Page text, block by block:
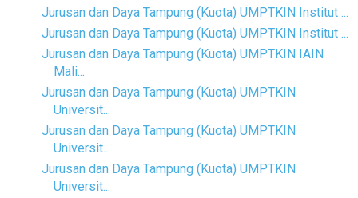
Jurusan dan Daya Tampung (Kuota) UMPTKIN Institut ...
Jurusan dan Daya Tampung (Kuota) UMPTKIN Institut ...
Jurusan dan Daya Tampung (Kuota) UMPTKIN IAIN
Mali...
Jurusan dan Daya Tampung (Kuota) UMPTKIN
Universit...
Jurusan dan Daya Tampung (Kuota) UMPTKIN
Universit...
Jurusan dan Daya Tampung (Kuota) UMPTKIN
Universit...